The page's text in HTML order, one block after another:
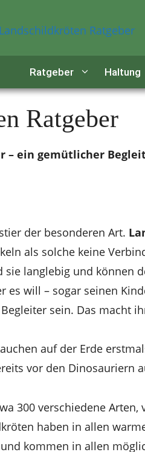
Ratgeber Haltung
Ratgeber
– ein gemütlicher
der besonderen Art.
als solche keine
langlebig und können
es will – sogar seinen
sein. Das macht
auf der Erde
vor den Dinosauriern
300 verschiedene Arten,
haben in allen
kommen in allen